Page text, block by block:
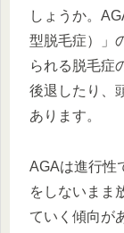
しょうか。
型脱毛症）」
られる脱毛症
後退したり、
あります。
AGAは進行性
をしないまま
ていく傾向が